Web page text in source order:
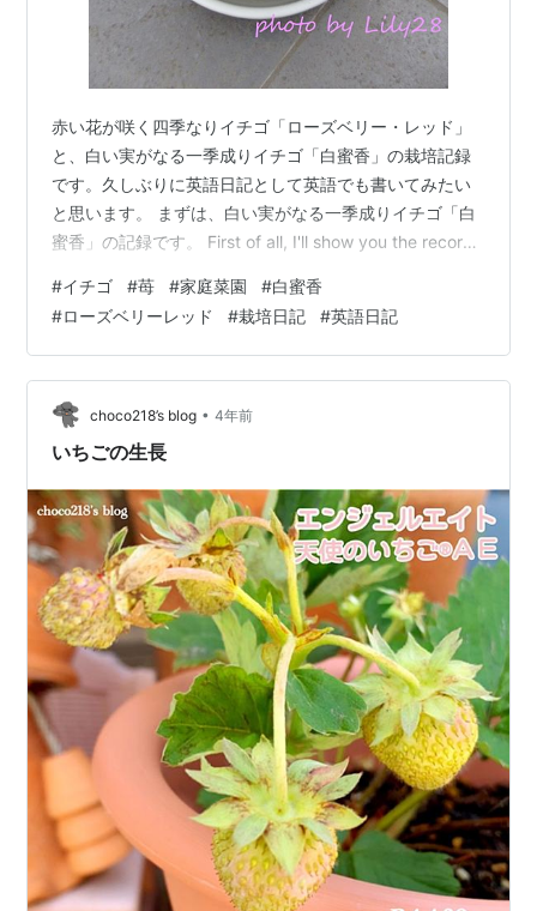
赤い花が咲く四季なりイチゴ「ローズベリー・レッド」
と、白い実がなる一季成りイチゴ「白蜜香」の栽培記録
です。久しぶりに英語日記として英語でも書いてみたい
と思います。 まずは、白い実がなる一季成りイチゴ「白
蜜香」の記録です。 First of all, I'll show you the record
in a period per a year. １月27日 冬の間は葉が小さく、
大きくなっても枯れてしまっていました。 Jan 27 Their
leaves were small and…
#イチゴ #苺 #家庭菜園 #白蜜香
#ローズベリーレッド #栽培日記 #英語日記
choco218’s blog • 4年前
いちごの生長